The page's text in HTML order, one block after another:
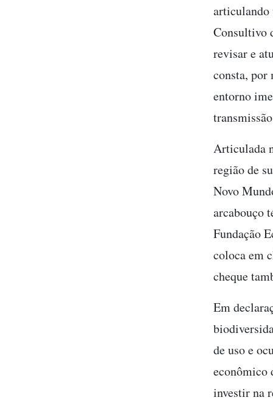
articulando
Consultivo
revisar e
consta, por
entorno
Articulada
região de
Novo
arcabouço
Fundação
coloca em
cheque
Em
de uso e
econômico
investir na